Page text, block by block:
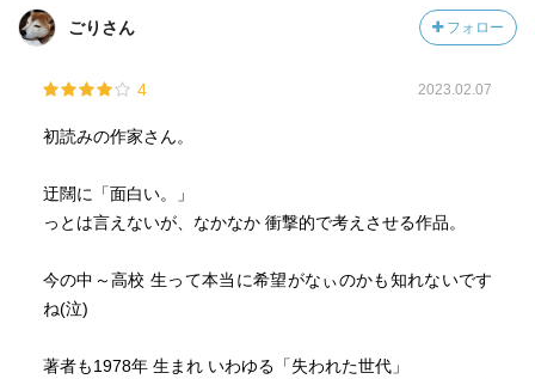
ごりさん フォロー
4 2023.02.07
初読みの作家さん。
迂闊に「面白い。」
っとは言えないが、なかなか 衝撃的で考えさせる作品。
今の中～高校 生って本当に希望がなぃのかも知れないです
ね(泣)
著者も1978年 生まれ いわゆる「失われた世代」